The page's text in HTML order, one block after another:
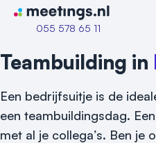
Naar home van Meetings
055 578 65 11
Teambuilding in
Een bedrijfsuitje is de
een teambuildingsdag.
met al je collega’s. Ben je